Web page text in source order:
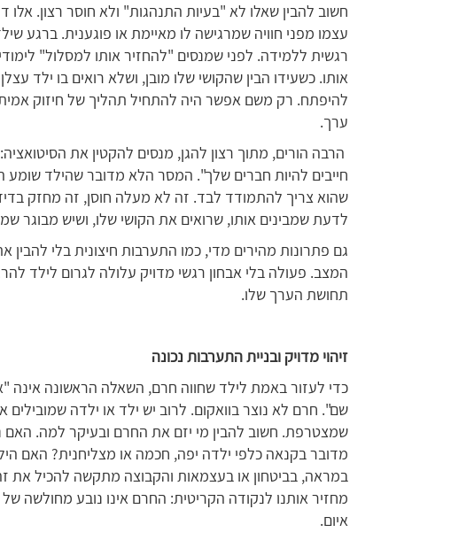
חשוב להבין שאלו לא "בעיות התנהגות" ולא חוסר רצון.
עצמו מפני חוויה שמרגישה לו מאיימת או פוגענית. ברגע
רגשית ללמידה. לפני שמנסים "להחזיר אותו למסלול"
אותו. כשעידו הבין שהקושי שלו מובן, ושלא רואים בו ילד
להיפתח. רק משם אפשר היה להתחיל תהליך של חיזוק
ערך.
הרבה הורים, מתוך רצון להגן, מנסים להקטין את
חייבים להיות חברים שלך". המסר הלא מדובר שהילד
שהוא צריך להתמודד לבד. זה לא מעלה חוסן, זה מחזק
לדעת שמבינים אותו, שרואים את הקושי שלו, ושיש מבוגר
גם פתרונות מהירים מדי, כמו התערבות חיצונית בלי
המצב. פעולה בלי אבחון רגשי מדויק עלולה לגרום לילד
תחושת הערך שלו.
זיהוי מדויק ובניית התערבות נכונה
כדי לעזור באמת לילד שחווה חרם, השאלה הראשונה אינה
שם". חרם לא נוצר בוואקום. לרוב יש ילד או ילדה
שמצטרפת. חשוב להבין מי יזם את החרם ובעיקר למה.
מדובר בקנאה כלפי ילדה יפה, חכמה או מצליחנית? האם
במראה, בביטחון או בעצמאות והקבוצה מתקשה להכיל את
מחזיר אותנו לנקודה הקריטית: החרם אינו נובע מחולשה
איום.